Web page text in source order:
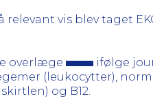
vis blev taget
overlæge
ifølge
(leukocytter),
og B12.